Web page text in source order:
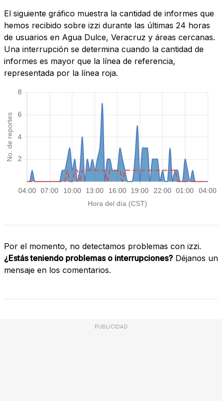
El siguiente gráfico muestra la cantidad de informes que
hemos recibido sobre izzi durante las últimas 24 horas
de usuarios en Agua Dulce, Veracruz y áreas cercanas.
Una interrupción se determina cuando la cantidad de
informes es mayor que la línea de referencia,
representada por la línea roja.
Por el momento, no detectamos problemas con izzi.
¿Estás teniendo problemas o interrupciones? Déjanos un
mensaje en los comentarios.
PUBLICIDAD